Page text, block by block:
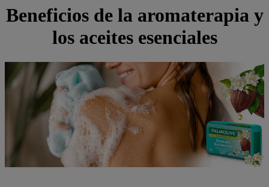
Beneficios de la aromaterapia y
los aceites esenciales